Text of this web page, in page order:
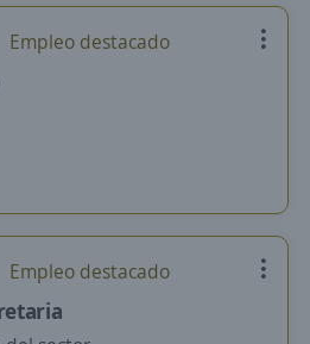
Empleo destacado
Empleo destacado